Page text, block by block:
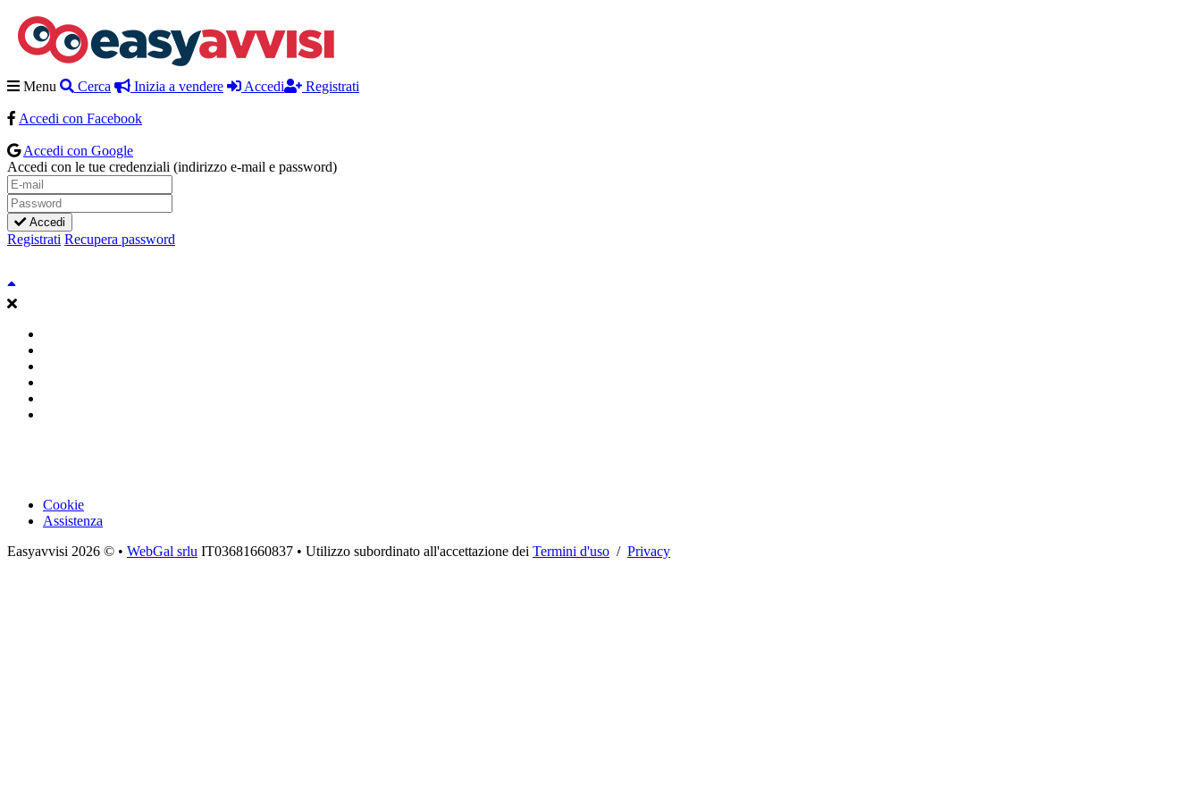
Menu Cerca Inizia a vendere Accedi Registrati
Accedi con Facebook
Accedi con Google
Accedi con le tue credenziali (indirizzo e-mail e password)
Accedi
Registrati Recupera password
Cookie
Assistenza
Easyavvisi 2026 © • WebGal srlu IT03681660837 • Utilizzo subordinato all'accettazione dei Termini d'uso / Privacy